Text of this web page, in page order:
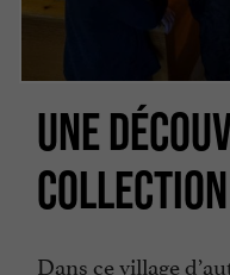
UNE
Dans ce village